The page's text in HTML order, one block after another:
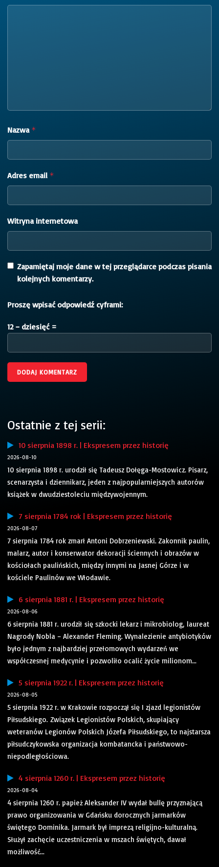
Nazwa *
Adres email *
Witryna internetowa
Zapamiętaj moje dane w tej przeglądarce podczas pisania
kolejnych komentarzy.
Proszę wpisać odpowiedź cyframi:
12 − dziesięć =
Ostatnie z tej serii:
10 sierpnia 1898 r. | Ekspresem przez historię
2026-08-10
10 sierpnia 1898 r. urodził się Tadeusz Dołęga-Mostowicz. Pisarz,
scenarzysta i dziennikarz, jeden z najpopularniejszych autorów
książek w dwudziestoleciu międzywojennym.
7 sierpnia 1784 rok | Ekspresem przez historię
2026-08-07
7 sierpnia 1784 rok zmarł Antoni Dobrzeniewski. Zakonnik paulin,
malarz, autor i konserwator dekoracji ściennych i obrazów w
kościołach paulińskich, między innymi na Jasnej Górze i w
kościele Paulinów we Włodawie.
6 sierpnia 1881 r. | Ekspresem przez historię
2026-08-06
6 sierpnia 1881 r. urodził się szkocki lekarz i mikrobiolog, laureat
Nagrody Nobla – Alexander Fleming. Wynalezienie antybiotyków
było jednym z najbardziej przełomowych wydarzeń we
współczesnej medycynie i pozwoliło ocalić życie milionom...
5 sierpnia 1922 r. | Ekspresem przez historię
2026-08-05
5 sierpnia 1922 r. w Krakowie rozpoczął się I zjazd legionistów
Piłsudskiego. Związek Legionistów Polskich, skupiający
weteranów Legionów Polskich Józefa Piłsudskiego, to najstarsza
piłsudczykowska organizacja kombatancka i państwowo-
niepodległościowa.
4 sierpnia 1260 r. | Ekspresem przez historię
2026-08-04
4 sierpnia 1260 r. papież Aleksander IV wydał bullę przyznającą
prawo organizowania w Gdańsku dorocznych jarmarków
świętego Dominika. Jarmark był imprezą religijno-kulturalną.
Służył zachęcie uczestniczenia w mszach świętych, dawał
możliwość...